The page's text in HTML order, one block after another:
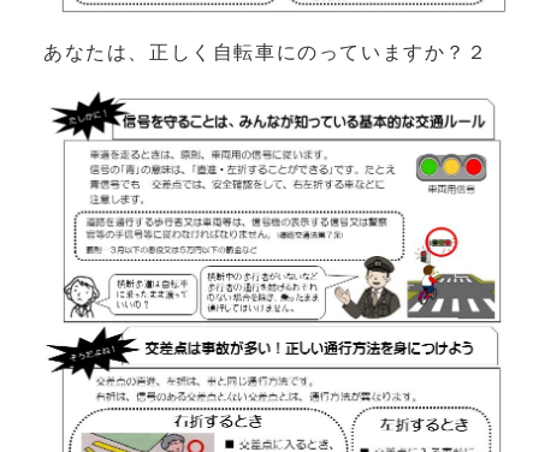
あなたは、正しく自転車にのっていますか？２